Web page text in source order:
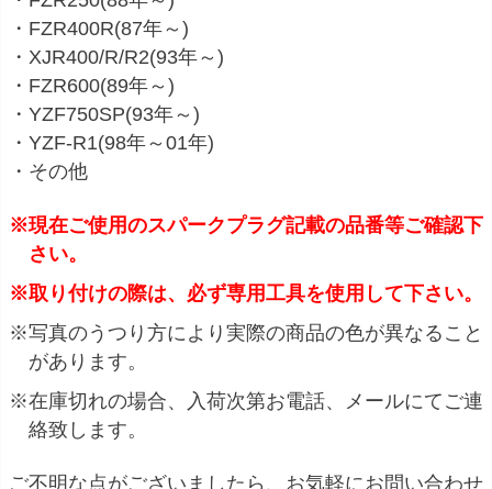
・FZR400R(87年～)
・XJR400/R/R2(93年～)
・FZR600(89年～)
・YZF750SP(93年～)
・YZF-R1(98年～01年)
・その他
※現在ご使用のスパークプラグ記載の品番等ご確認下
さい。
※取り付けの際は、必ず専用工具を使用して下さい。
※写真のうつり方により実際の商品の色が異なること
があります。
※在庫切れの場合、入荷次第お電話、メールにてご連
絡致します。
ご不明な点がございましたら、お気軽にお問い合わせ